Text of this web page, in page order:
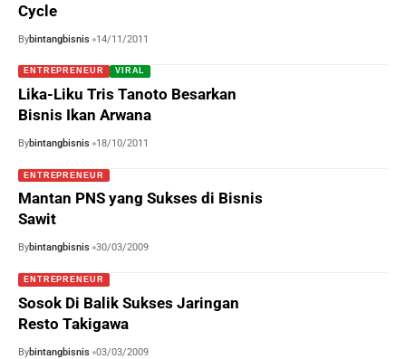
Cycle
Bybintangbisnis 14/11/2011
ENTREPRENEUR VIRAL
Lika-Liku Tris Tanoto Besarkan
Bisnis Ikan Arwana
Bybintangbisnis 18/10/2011
ENTREPRENEUR
Mantan PNS yang Sukses di Bisnis
Sawit
Bybintangbisnis 30/03/2009
ENTREPRENEUR
Sosok Di Balik Sukses Jaringan
Resto Takigawa
Bybintangbisnis 03/03/2009